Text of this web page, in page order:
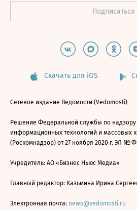
Скачать для iOS
Сетевое издание Ведомости (Vedomosti)
Решение Федеральной службы по
информационных технологий и массовых
(Роскомнадзор) от 27 ноября 2020 г. ЭЛ №
Учредитель: АО «Бизнес Ньюс Медиа»
Главный редактор: Казьмина Ирина
Электронная почта: news@vedomosti.ru